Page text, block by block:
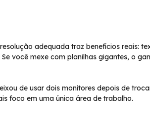
adequada traz benefícios reais:
você mexe com planilhas gigantes, o
de usar dois monitores depois de
foco em uma única área de trabalho.